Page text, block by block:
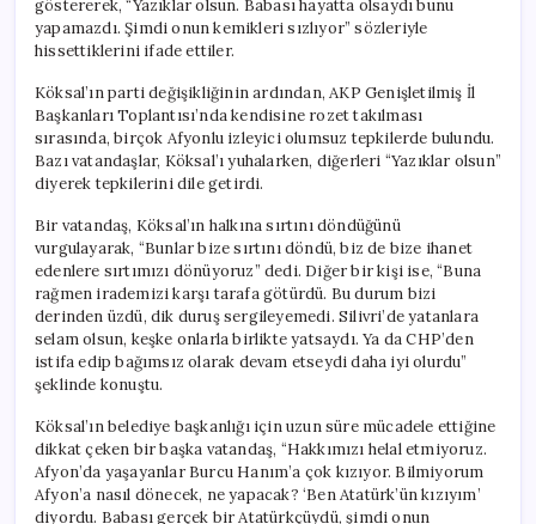
İşi
Yapamazdı”
göstererek, “Yazıklar olsun. Babası hayatta olsaydı bunu
yapamazdı. Şimdi onun kemikleri sızlıyor” sözleriyle
hissettiklerini ifade ettiler.
Köksal’ın parti değişikliğinin ardından, AKP Genişletilmiş İl
Başkanları Toplantısı’nda kendisine rozet takılması
sırasında, birçok Afyonlu izleyici olumsuz tepkilerde bulundu.
Bazı vatandaşlar, Köksal’ı yuhalarken, diğerleri “Yazıklar olsun”
diyerek tepkilerini dile getirdi.
Bir vatandaş, Köksal’ın halkına sırtını döndüğünü
vurgulayarak, “Bunlar bize sırtını döndü, biz de bize ihanet
edenlere sırtımızı dönüyoruz” dedi. Diğer bir kişi ise, “Buna
rağmen irademizi karşı tarafa götürdü. Bu durum bizi
derinden üzdü, dik duruş sergileyemedi. Silivri’de yatanlara
selam olsun, keşke onlarla birlikte yatsaydı. Ya da CHP’den
istifa edip bağımsız olarak devam etseydi daha iyi olurdu”
şeklinde konuştu.
Köksal’ın belediye başkanlığı için uzun süre mücadele ettiğine
dikkat çeken bir başka vatandaş, “Hakkımızı helal etmiyoruz.
Afyon’da yaşayanlar Burcu Hanım’a çok kızıyor. Bilmiyorum
Afyon’a nasıl dönecek, ne yapacak? ‘Ben Atatürk’ün kızıyım’
diyordu. Babası gerçek bir Atatürkçüydü, şimdi onun